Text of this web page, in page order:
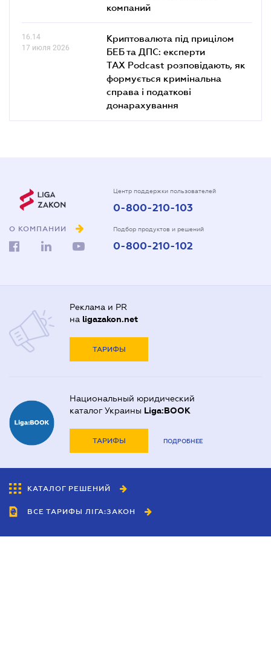
компаний
16.14
17 июля 2026
Криптовалюта під прицілом
БЕБ та ДПС: експерти
TAX Podcast розповідають, як
формується кримінальна
справа і податкові
донарахування
О КОМПАНИИ
Центр поддержки пользователей
0-800-210-103
Подбор продуктов и решений
0-800-210-102
Реклама и PR
на ligazakon.net
ТАРИФЫ
Национальный юридический
каталог Украины Liga:BOOK
ТАРИФЫ ПОДРОБНЕЕ
КАТАЛОГ РЕШЕНИЙ
ВСЕ ТАРИФЫ ЛІГА:ЗАКОН